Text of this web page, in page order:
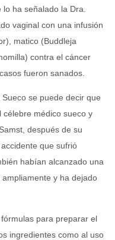
ha señalado la Dra.
vaginal con una infusión
matico (Buddleja
contra el cáncer
fueron sanados.
se puede decir que
médico sueco y
después de su
que sufrió
habían alcanzado una
y ha dejado
para preparar el
ingredientes como al uso